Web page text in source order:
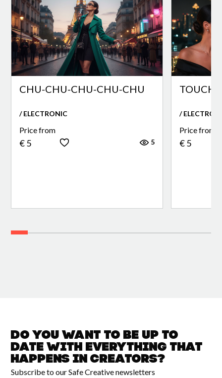
CHU-CHU-CHU-CHU-CHU
/ ELECTRONIC
Price from
€ 5 5
TOUCH
/
Price from
€ 5
Do you want to be up to
date witheverything that
happens inCreators?
Subscribe to our Safe Creative newsletters